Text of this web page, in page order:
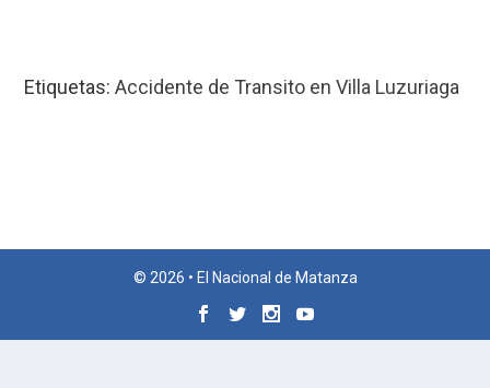
Etiquetas:Accidente de Transito en Villa Luzuriaga
© 2026 • El Nacional de Matanza